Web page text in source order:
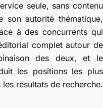
seule, sans contenu
son autorité thématique,
à des concurrents qui
complet autour de
des deux, et le
les positions les plus
résultats de recherche.